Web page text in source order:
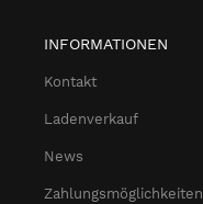
INFORMATIONEN
Kontakt
Ladenverkauf
News
Zahlungsmöglichkeiten